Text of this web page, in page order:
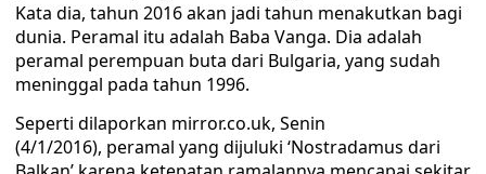
Kata dia, tahun 2016 akan jadi tahun menakutkan bagi
dunia. Peramal itu adalah Baba Vanga. Dia adalah
peramal perempuan buta dari Bulgaria, yang sudah
meninggal pada tahun 1996.
Seperti dilaporkan mirror.co.uk, Senin
(4/1/2016), peramal yang dijuluki ‘Nostradamus dari